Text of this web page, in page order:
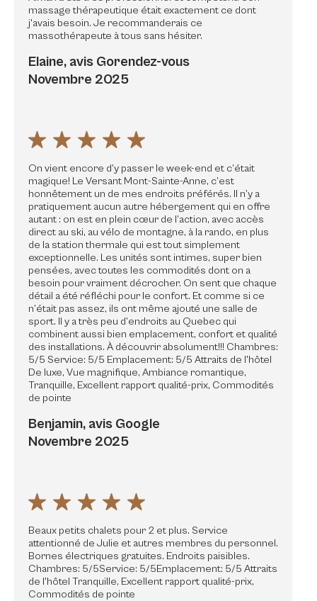
massage thérapeutique était exactement ce dont
j'avais besoin. Je recommanderais ce
massothérapeute à tous sans hésiter.
Elaine, avis Gorendez-vous
Novembre 2025
On vient encore d’y passer le week-end et c’était
magique! Le Versant Mont-Sainte-Anne, c’est
honnêtement un de mes endroits préférés. Il n’y a
pratiquement aucun autre hébergement qui en offre
autant : on est en plein cœur de l’action, avec accès
direct au ski, au vélo de montagne, à la rando, en plus
de la station thermale qui est tout simplement
exceptionnelle. Les unités sont intimes, super bien
pensées, avec toutes les commodités dont on a
besoin pour vraiment décrocher. On sent que chaque
détail a été réfléchi pour le confort. Et comme si ce
n’était pas assez, ils ont même ajouté une salle de
sport. Il y a très peu d’endroits au Quebec qui
combinent aussi bien emplacement, confort et qualité
des installations. À découvrir absolument!!! Chambres:
5/5 Service: 5/5 Emplacement: 5/5 Attraits de l'hôtel
De luxe, Vue magnifique, Ambiance romantique,
Tranquille, Excellent rapport qualité-prix, Commodités
de pointe
Benjamin, avis Google
Novembre 2025
Beaux petits chalets pour 2 et plus. Service
attentionné de Julie et autres membres du personnel.
Bornes électriques gratuites. Endroits paisibles.
Chambres: 5/5Service: 5/5Emplacement: 5/5 Attraits
de l'hôtel Tranquille, Excellent rapport qualité-prix,
Commodités de pointe